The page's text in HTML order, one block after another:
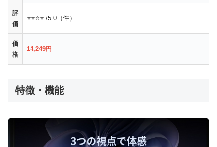
評
価
⭐⭐⭐⭐ /5.0（件）
価
格
14,249円
特徴・機能